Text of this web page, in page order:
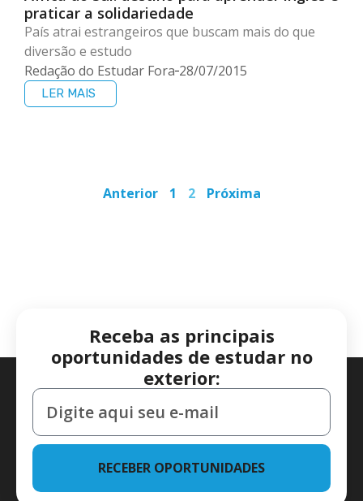
praticar a solidariedade
País atrai estrangeiros que buscam mais do que
diversão e estudo
Redação do Estudar Fora 28/07/2015
LER MAIS
Anterior 1 2 Próxima
Receba as principais
oportunidades de estudar no
exterior:
RECEBER OPORTUNIDADES